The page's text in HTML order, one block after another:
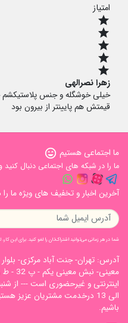
امتیاز
star
star
star
star
star
زهرا نصرالهی
خیلی خوشگله و جنس
قیمتش هم پایینتر از بیرون بود
ما اجتماعی هستیم sentiment_very_satisfied
ما را در شبکه های اجتماعی دنبال کنید
آخرین اخبار و تخفیف های ویژه ما را
شما در هر زمانی می‌توانید اشتراک‌تان را لغو کنید. برای این
الی 13 درخدمت مشتریان
باشیم.